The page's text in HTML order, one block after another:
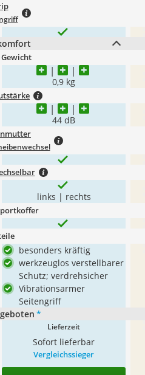
0,9 kg
44 dB
links | rechts
besonders kräftig
werkzeuglos verstellbarer
Schutz; verdrehsicher
Vibrationsarmer
Seitengriff
*
Lieferzeit
Sofort lieferbar
Vergleichssieger